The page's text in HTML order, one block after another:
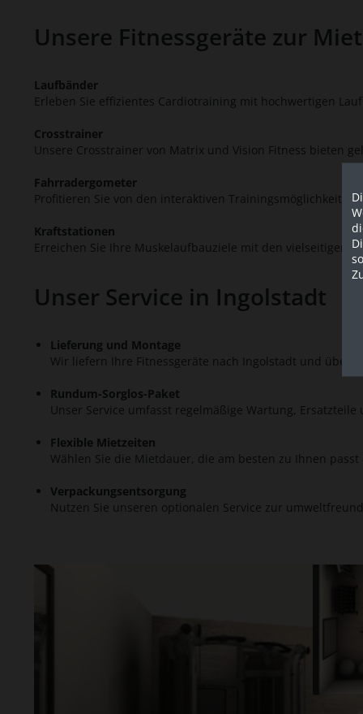
Unsere Fitnessgeräte zur
Laufbänder
Erleben Sie effizientes Cardiotraining mit hochwertigen
Crosstrainer
Unsere Crosstrainer von Matrix und Vision Fitness bieten
Fahrradergometer
Profitieren Sie von den interaktiven
Kraftstationen
Erreichen Sie Ihre Muskelaufbauziele mit den vielseitigen
Unser Service in Ingolstadt
Lieferung und Montage
Wir liefern Ihre Fitnessgeräte nach Ingolstadt und
Rundum-Sorglos-Paket
Unser Service umfasst regelmäßige Wartung,
Flexible Mietzeiten
Wählen Sie die Mietdauer, die am besten zu Ihnen
Verpackungsentsorgung
Nutzen Sie unseren optionalen Service zur